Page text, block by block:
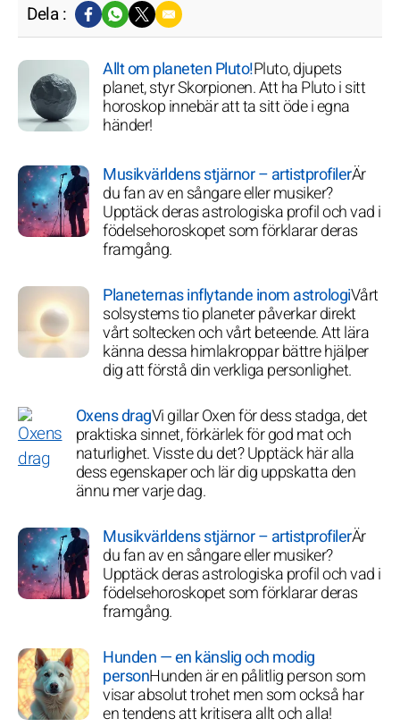
Dela :
Allt om planeten Pluto!Pluto, djupets
planet, styr Skorpionen. Att ha Pluto i sitt
horoskop innebär att ta sitt öde i egna
händer!
Musikvärldens stjärnor – artistprofilerÄr
du fan av en sångare eller musiker?
Upptäck deras astrologiska profil och vad i
födelsehoroskopet som förklarar deras
framgång.
Planeternas inflytande inom astrologiVårt
solsystems tio planeter påverkar direkt
vårt soltecken och vårt beteende. Att lära
känna dessa himlakroppar bättre hjälper
dig att förstå din verkliga personlighet.
Oxens dragVi gillar Oxen för dess stadga, det
praktiska sinnet, förkärlek för god mat och
naturlighet. Visste du det? Upptäck här alla
dess egenskaper och lär dig uppskatta den
ännu mer varje dag.
Musikvärldens stjärnor – artistprofilerÄr
du fan av en sångare eller musiker?
Upptäck deras astrologiska profil och vad i
födelsehoroskopet som förklarar deras
framgång.
Hunden — en känslig och modig
personHunden är en pålitlig person som
visar absolut trohet men som också har
en tendens att kritisera allt och alla!